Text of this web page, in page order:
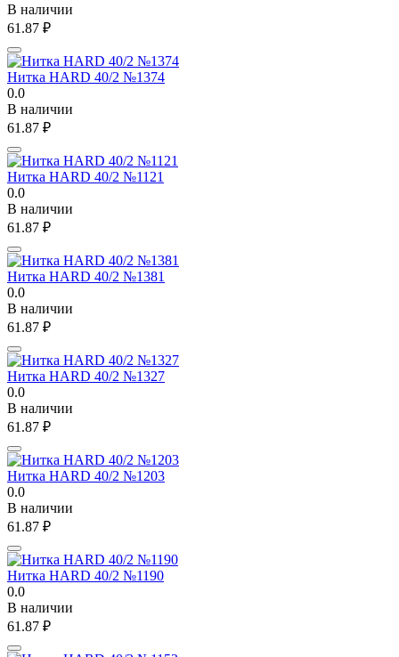
В наличии
61.87 ₽
Нитка HARD 40/2 №1374
0.0
В наличии
61.87 ₽
Нитка HARD 40/2 №1121
0.0
В наличии
61.87 ₽
Нитка HARD 40/2 №1381
0.0
В наличии
61.87 ₽
Нитка HARD 40/2 №1327
0.0
В наличии
61.87 ₽
Нитка HARD 40/2 №1203
0.0
В наличии
61.87 ₽
Нитка HARD 40/2 №1190
0.0
В наличии
61.87 ₽